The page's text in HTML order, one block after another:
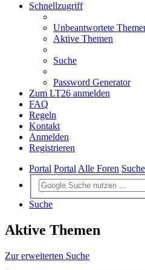
Schnellzugriff
Unbeantwortete
Aktive Themen
Suche
Password Generator
Zum LT26 anmelden
FAQ
Regeln
Kontakt
Anmelden
Registrieren
Portal PortalAlle Foren Suche
Suche
Aktive Themen
Zur erweiterten Suche